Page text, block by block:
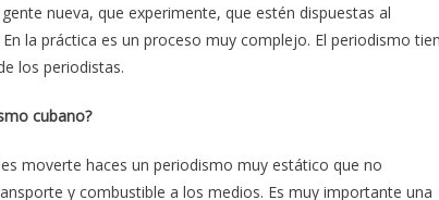
nueva, que experimente, que estén dispuestas al
la práctica es un proceso muy complejo. El periodismo
los periodistas.
cubano?
moverte haces un periodismo muy estático que no
y combustible a los medios. Es muy importante una